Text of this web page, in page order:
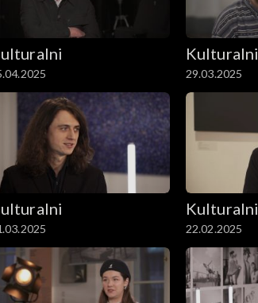
Kulturalni
29.03.2025
Kulturalni
22.02.2025